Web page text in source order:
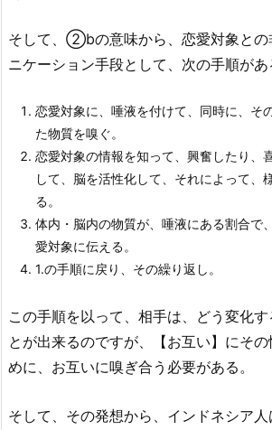
そして、②bの意味から、恋愛対象との
ニケーション手段として、次の手順が
恋愛対象に、唾液を付けて、同時に、そ
た物質を嗅ぐ。
恋愛対象の情報を知って、興奮したり、
して、脳を活性化して、それによって、
る。
体内・脳内の物質が、唾液にある割合で
愛対象に伝える。
1.の手順に戻り、その繰り返し。
この手順を以って、相手は、どう変化
とが出来るのですが、【お互い】にそ
めに、お互いに嗅ぎ合う必要がある。
そして、その発想から、インドネシア人